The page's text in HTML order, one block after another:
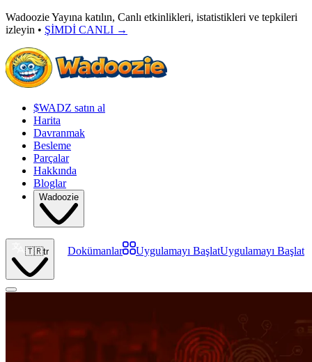
Wadoozie Yayına katılın, Canlı etkinlikleri, istatistikleri ve tepkileri
izleyin • ŞİMDİ CANLI →
$WADZ satın al
Harita
Davranmak
Besleme
Parçalar
Hakkında
Bloglar
Wadoozie
🇹🇷tr Dokümanlar Uygulamayı BaşlatUygulamayı Başlat